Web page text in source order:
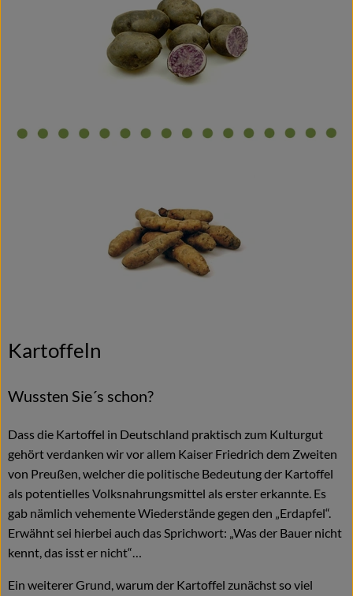
Kartoffeln
Wussten Sie´s schon?
Dass die Kartoffel in Deutschland praktisch zum Kulturgut
gehört verdanken wir vor allem Kaiser Friedrich dem Zweiten
von Preußen, welcher die politische Bedeutung der Kartoffel
als potentielles Volksnahrungsmittel als erster erkannte. Es
gab nämlich vehemente Wiederstände gegen den „Erdapfel“.
Erwähnt sei hierbei auch das Sprichwort: „Was der Bauer nicht
kennt, das isst er nicht“…
Ein weiterer Grund, warum der Kartoffel zunächst so viel